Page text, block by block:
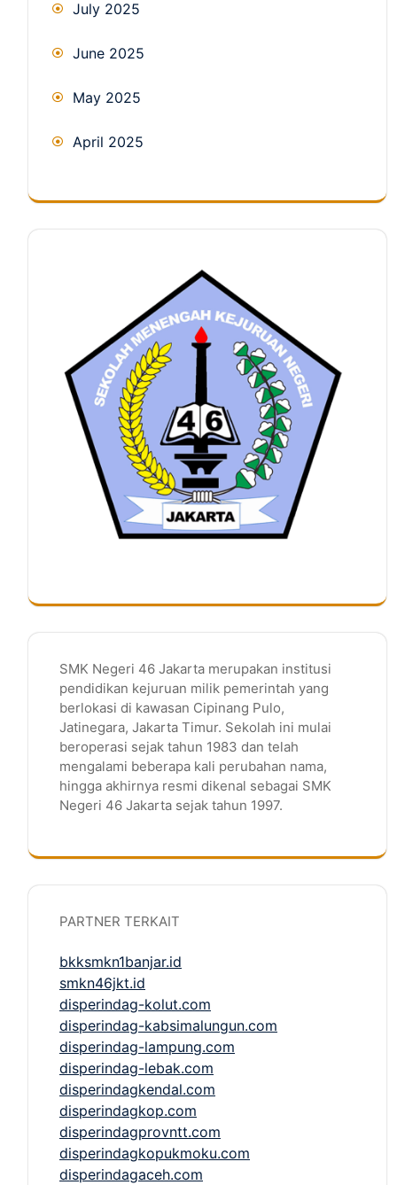
July 2025
June 2025
May 2025
April 2025
SMK Negeri 46 Jakarta merupakan institusi
pendidikan kejuruan milik pemerintah yang
berlokasi di kawasan Cipinang Pulo,
Jatinegara, Jakarta Timur. Sekolah ini mulai
beroperasi sejak tahun 1983 dan telah
mengalami beberapa kali perubahan nama,
hingga akhirnya resmi dikenal sebagai SMK
Negeri 46 Jakarta sejak tahun 1997.
PARTNER TERKAIT
bkksmkn1banjar.id
smkn46jkt.id
disperindag-kolut.com
disperindag-kabsimalungun.com
disperindag-lampung.com
disperindag-lebak.com
disperindagkendal.com
disperindagkop.com
disperindagprovntt.com
disperindagkopukmoku.com
disperindagaceh.com